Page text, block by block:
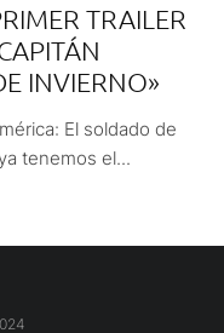
TRAILER
INVIERNO»
El soldado de
tenemos el...